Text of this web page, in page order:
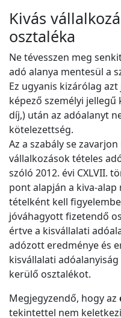
Kivás
osztaléka
Ne tévesszen meg
adó alanya mentesül a
Ez ugyanis kizárólag
képező személyi jellegű
díj,) után az adóalanyt
kötelezettség.
Az a szabály se
vállalkozások tételes
szóló 2012. évi CXLVII.
pont alapján a kiva-
tételként kell
jóváhagyott fizetendő
értve a kisvállalati
adózott eredménye és
kisvállalati
kerülő osztalékot.
Megjegyzendő, hogy az
tekintettel nem